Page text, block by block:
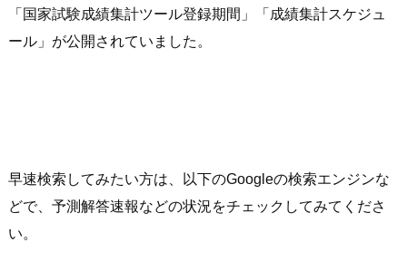
「国家試験成績集計ツール登録期間」「成績集計スケジュ
ール」が公開されていました。
早速検索してみたい方は、以下のGoogleの検索エンジンな
どで、予測解答速報などの状況をチェックしてみてくださ
い。